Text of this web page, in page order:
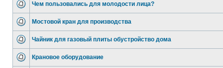
Чем пользовались для молодости лица?
Мостовой кран для производства
Чайник для газовый плиты обустройство дома
Крановое оборудование